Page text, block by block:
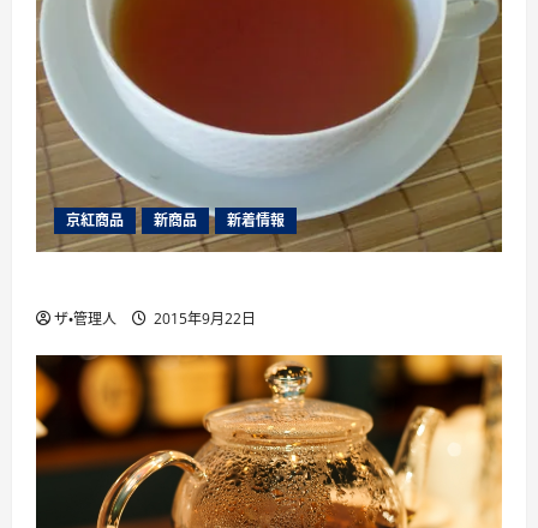
京紅商品 新商品 新着情報
ザ・管理人 2015年9月22日